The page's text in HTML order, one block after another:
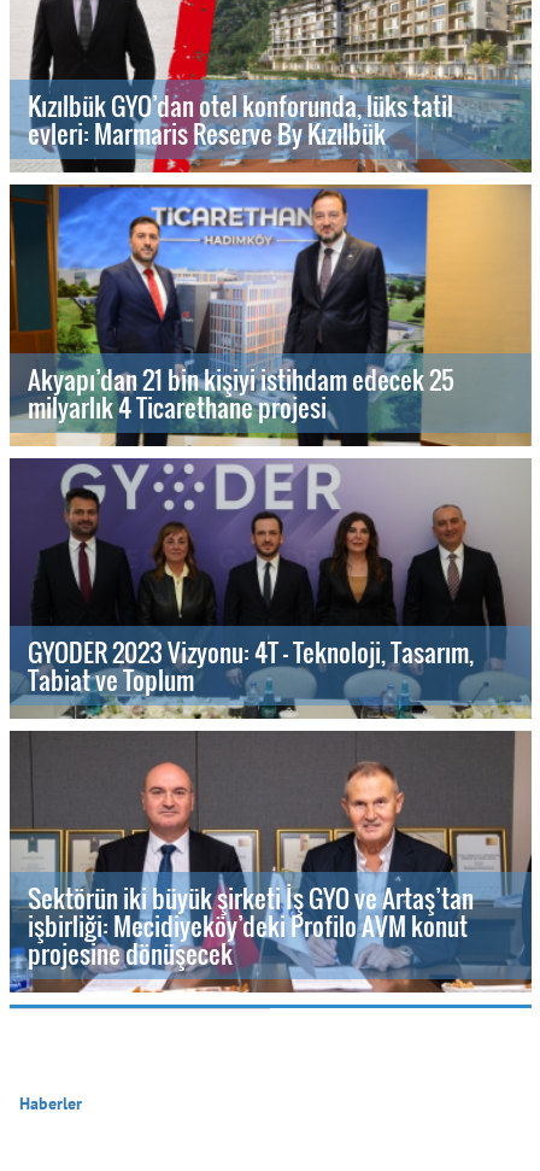
Kızılbük GYO’dan otel konforunda, lüks tatil
evleri: Marmaris Reserve By Kızılbük
Akyapı’dan 21 bin kişiyi istihdam edecek 25
milyarlık 4 Ticarethane projesi
GYODER 2023 Vizyonu: 4T - Teknoloji, Tasarım,
Tabiat ve Toplum
Sektörün iki büyük şirketi İş GYO ve Artaş’tan
işbirliği: Mecidiyeköy’deki Profilo AVM konut
projesine dönüşecek
Haberler